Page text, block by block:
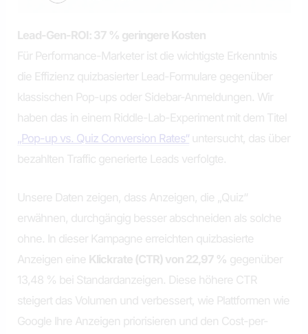
Lead-Gen-ROI: 37 % geringere Kosten
Für Performance-Marketer ist die wichtigste Erkenntnis
die Effizienz quizbasierter Lead-Formulare gegenüber
klassischen Pop-ups oder Sidebar-Anmeldungen. Wir
haben das in einem Riddle-Lab-Experiment mit dem Titel
„Pop-up vs. Quiz Conversion Rates“ untersucht, das über
bezahlten Traffic generierte Leads verfolgte.
Unsere Daten zeigen, dass Anzeigen, die „Quiz“
erwähnen, durchgängig besser abschneiden als solche
ohne. In dieser Kampagne erreichten quizbasierte
Anzeigen eine Klickrate (CTR) von 22,97 % gegenüber
13,48 % bei Standardanzeigen. Diese höhere CTR
steigert das Volumen und verbessert, wie Plattformen wie
Google Ihre Anzeigen priorisieren und den Cost-per-